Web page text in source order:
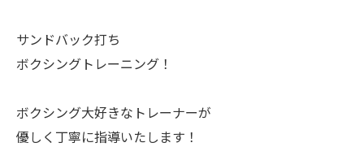
サンドバック打ち
ボクシングトレーニング！
ボクシング大好きなトレーナーが
優しく丁寧に指導いたします！